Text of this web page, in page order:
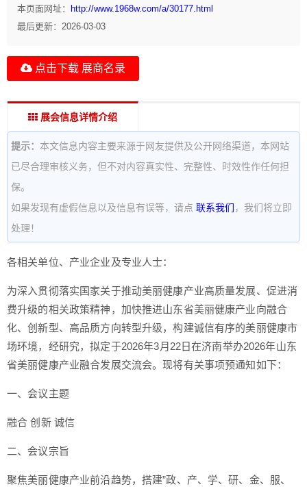
本页面网址：
http://www.1968w.com/a/30177.html
最后更新： 2026-03-03
点击下载 展商名录
展会信息详情介绍
提示： 本文信息内容主要来源于网友提供及公开网络渠道，本网站
已尽合理审核义务，但不对内容真实性、完整性、时效性作任何担
保。
如果发现有虚假信息以及信息有误等，请点 联系我们 ，我们将立即
处理！
各相关单位、产业企业及专业人士：
为深入贯彻落实国家关于推动美丽健康产业高质量发展、促进消
费升级的相关政策精神，加快推进山东省美丽健康产业向融合
化、创新型、高品质方向转型升级，构建诚信有序的美丽健康市
场环境，经研究，拟定于2026年3月22日在济南举办2026年山东
省美丽健康产业融合发展交流会。现将有关事项预通知如下：
一、会议主题
融合 创新 诚信
二、会议宗旨
聚焦美丽健康产业前沿趋势，搭建”政、产、学、研、金、服、